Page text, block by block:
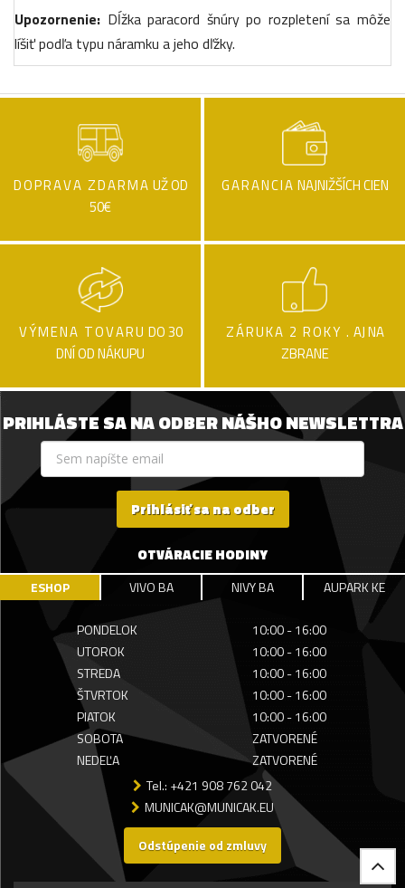
Upozornenie: Dĺžka paracord šnúry po rozpletení sa môže
líšiť podľa typu náramku a jeho dľžky.
DOPRAVA ZDARMA UŽ OD
50€
GARANCIA NAJNIŽŠÍCH CIEN
VÝMENA TOVARU DO 30
DNÍ OD NÁKUPU
ZÁRUKA 2 ROKY . AJ NA
ZBRANE
PRIHLÁSTE SA NA ODBER NÁŠHO NEWSLETTRA
Prihlásiť sa na odber
OTVÁRACIE HODINY
ESHOP VIVO BA NIVY BA AUPARK KE
PONDELOK
10:00 - 16:00
UTOROK
10:00 - 16:00
STREDA
10:00 - 16:00
ŠTVRTOK
10:00 - 16:00
PIATOK
10:00 - 16:00
SOBOTA
ZATVORENÉ
NEDEĽA
ZATVORENÉ
Tel.: +421 908 762 042
MUNICAK@MUNICAK.EU
Odstúpenie od zmluvy